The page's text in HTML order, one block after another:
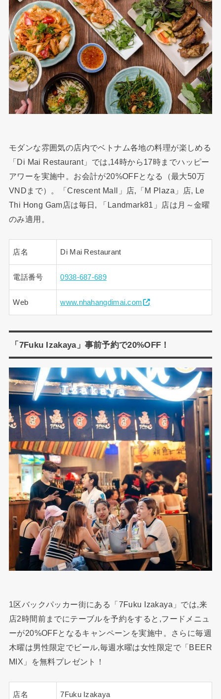
モダンな雰囲気の店内でベトナム各地の料理が楽しめる
「Di Mai Restaurant」では,14時から17時までハッピー
アワーを実施中。お会計が20%OFFとなる（最大50万
VNDまで）。「Crescent Mall」店,「M Plaza」店, Le
Thi Hong Gam店は毎日, 「Landmark81」店は月～金曜
のみ適用。
店名 Di Mai Restaurant
電話番号 0938-687-689
Web www.nhahangdimai.com
「7Fuku Izakaya」事前予約で20%OFF！
1区バックパッカー街にある「7Fuku Izakaya」では,来
店2時間前までにテーブルを予約をすると,フードメニュ
ーが20%OFFとなるキャンペーンを実施中。さらに毎週
木曜は男性限定でビール,毎週水曜は女性限定で「BEER
MIX」を無料プレゼント！
店名 7Fuku Izakaya